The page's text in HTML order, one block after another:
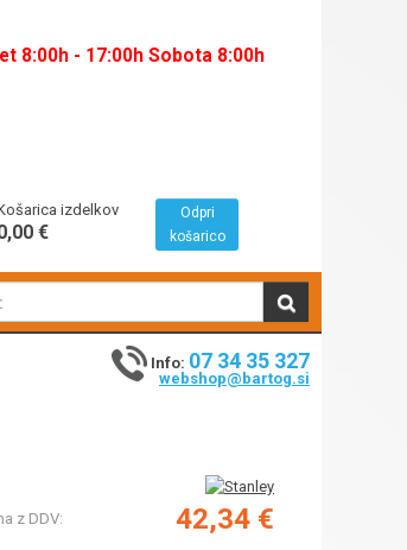
8:00h - 17:00h Sobota 8:00h
izdelkov
€
Odpri
košarico
Info: 07 34 35 327
webshop@bartog.si
z DDV: 42,34 €